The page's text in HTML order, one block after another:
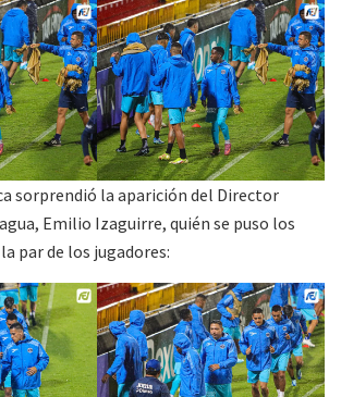
sorprendió la aparición del Director
Emilio Izaguirre, quién se puso los
par de los jugadores: